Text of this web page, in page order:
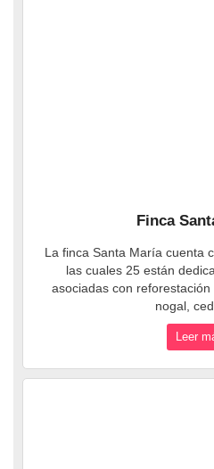
Finca
La finca Santa María cuenta
las cuales 25 están
asociadas con reforestación
nogal,
Leer